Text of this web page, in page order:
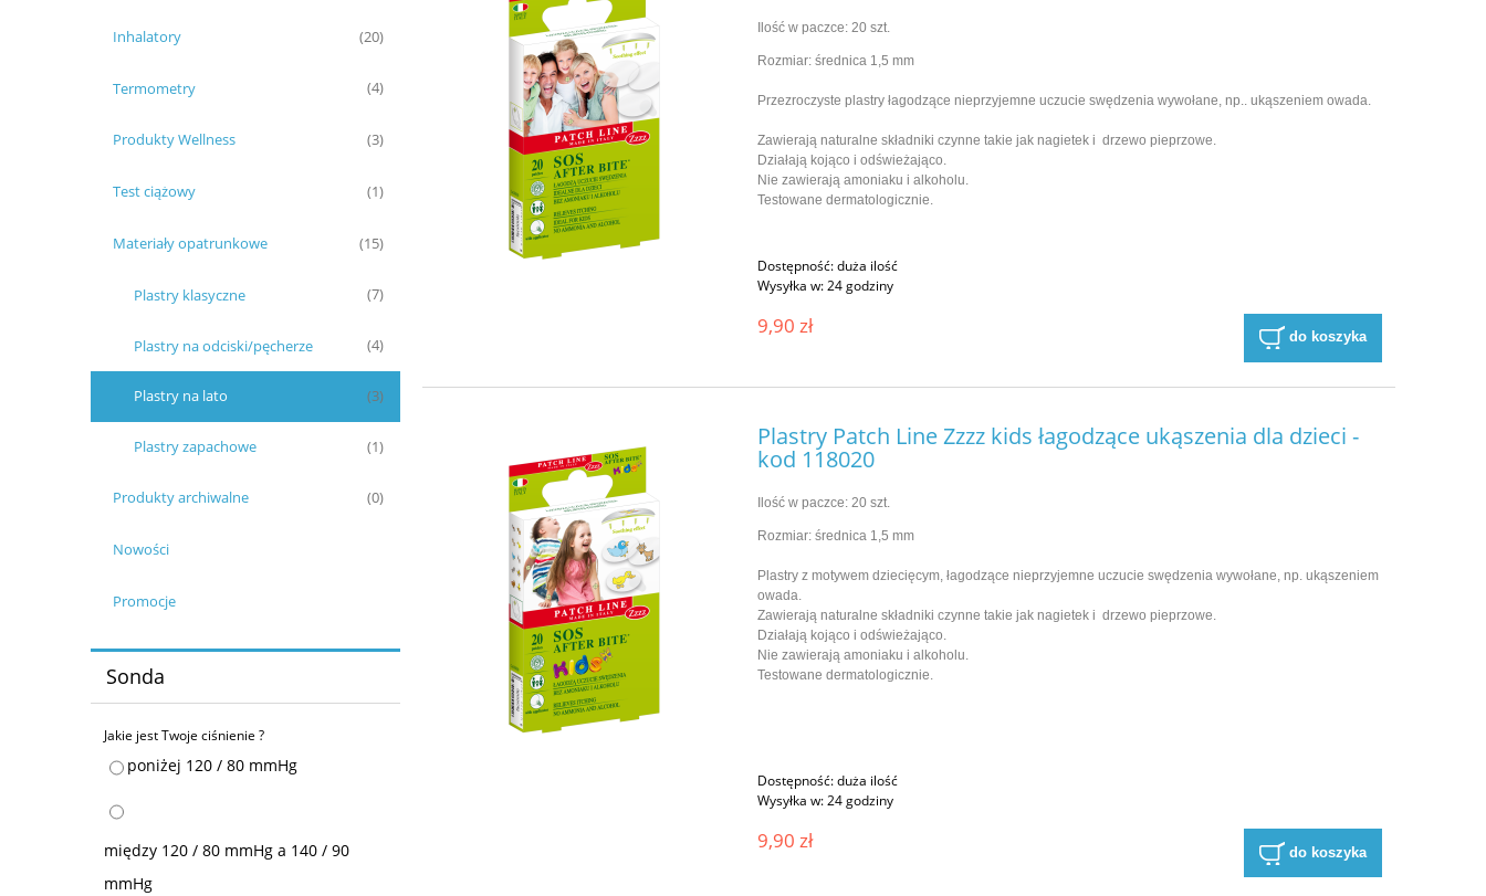
Inhalatory (20)
Termometry (4)
Produkty Wellness (3)
Test ciążowy (1)
Materiały opatrunkowe (15)
Plastry klasyczne (7)
Plastry na odciski/pęcherze (4)
Plastry na lato (3)
Plastry zapachowe (1)
Produkty archiwalne (0)
Nowości
Promocje
Sonda
Jakie jest Twoje ciśnienie ?
poniżej 120 / 80 mmHg
między 120 / 80 mmHg a 140 / 90
mmHg
Ilość w paczce: 20 szt.
Rozmiar: średnica 1,5 mm
Przezroczyste plastry łagodzące nieprzyjemne uczucie swędzenia wywołane, np.. ukąszeniem owada.
Zawierają naturalne składniki czynne takie jak nagietek i drzewo pieprzowe.
Działają kojąco i odświeżająco.
Nie zawierają amoniaku i alkoholu.
Testowane dermatologicznie.
Dostępność:duża ilość
Wysyłka w:24 godziny
9,90 zł do koszyka
Plastry Patch Line Zzzz kids łagodzące ukąszenia dla dzieci -
kod 118020
Ilość w paczce: 20 szt.
Rozmiar: średnica 1,5 mm
Plastry z motywem dziecięcym, łagodzące nieprzyjemne uczucie swędzenia wywołane, np. ukąszeniem
owada.
Zawierają naturalne składniki czynne takie jak nagietek i drzewo pieprzowe.
Działają kojąco i odświeżająco.
Nie zawierają amoniaku i alkoholu.
Testowane dermatologicznie.
Dostępność:duża ilość
Wysyłka w:24 godziny
9,90 zł do koszyka